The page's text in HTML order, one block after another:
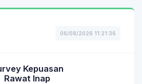
06/08/2026 11:21:36
Kepuasan
Rawat Inap